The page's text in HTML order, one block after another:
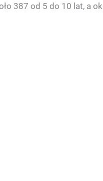
387 od 5 do 10 lat, a